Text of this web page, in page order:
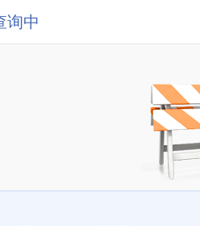
询中